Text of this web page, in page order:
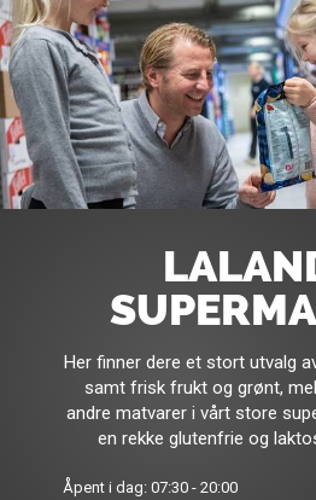
Her finner dere et stort utvalg
samt frisk frukt og grønt,
andre matvarer i vårt store
en rekke glutenfrie og
Åpent i dag: 07:30 - 20:00